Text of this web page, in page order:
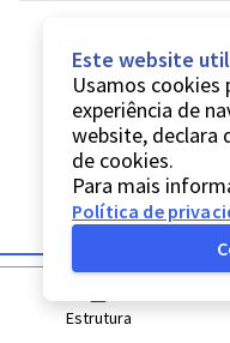
Estrutura
Este website
Usamos cookies
experiência de
website, declara
de cookies.
Para mais
Política de